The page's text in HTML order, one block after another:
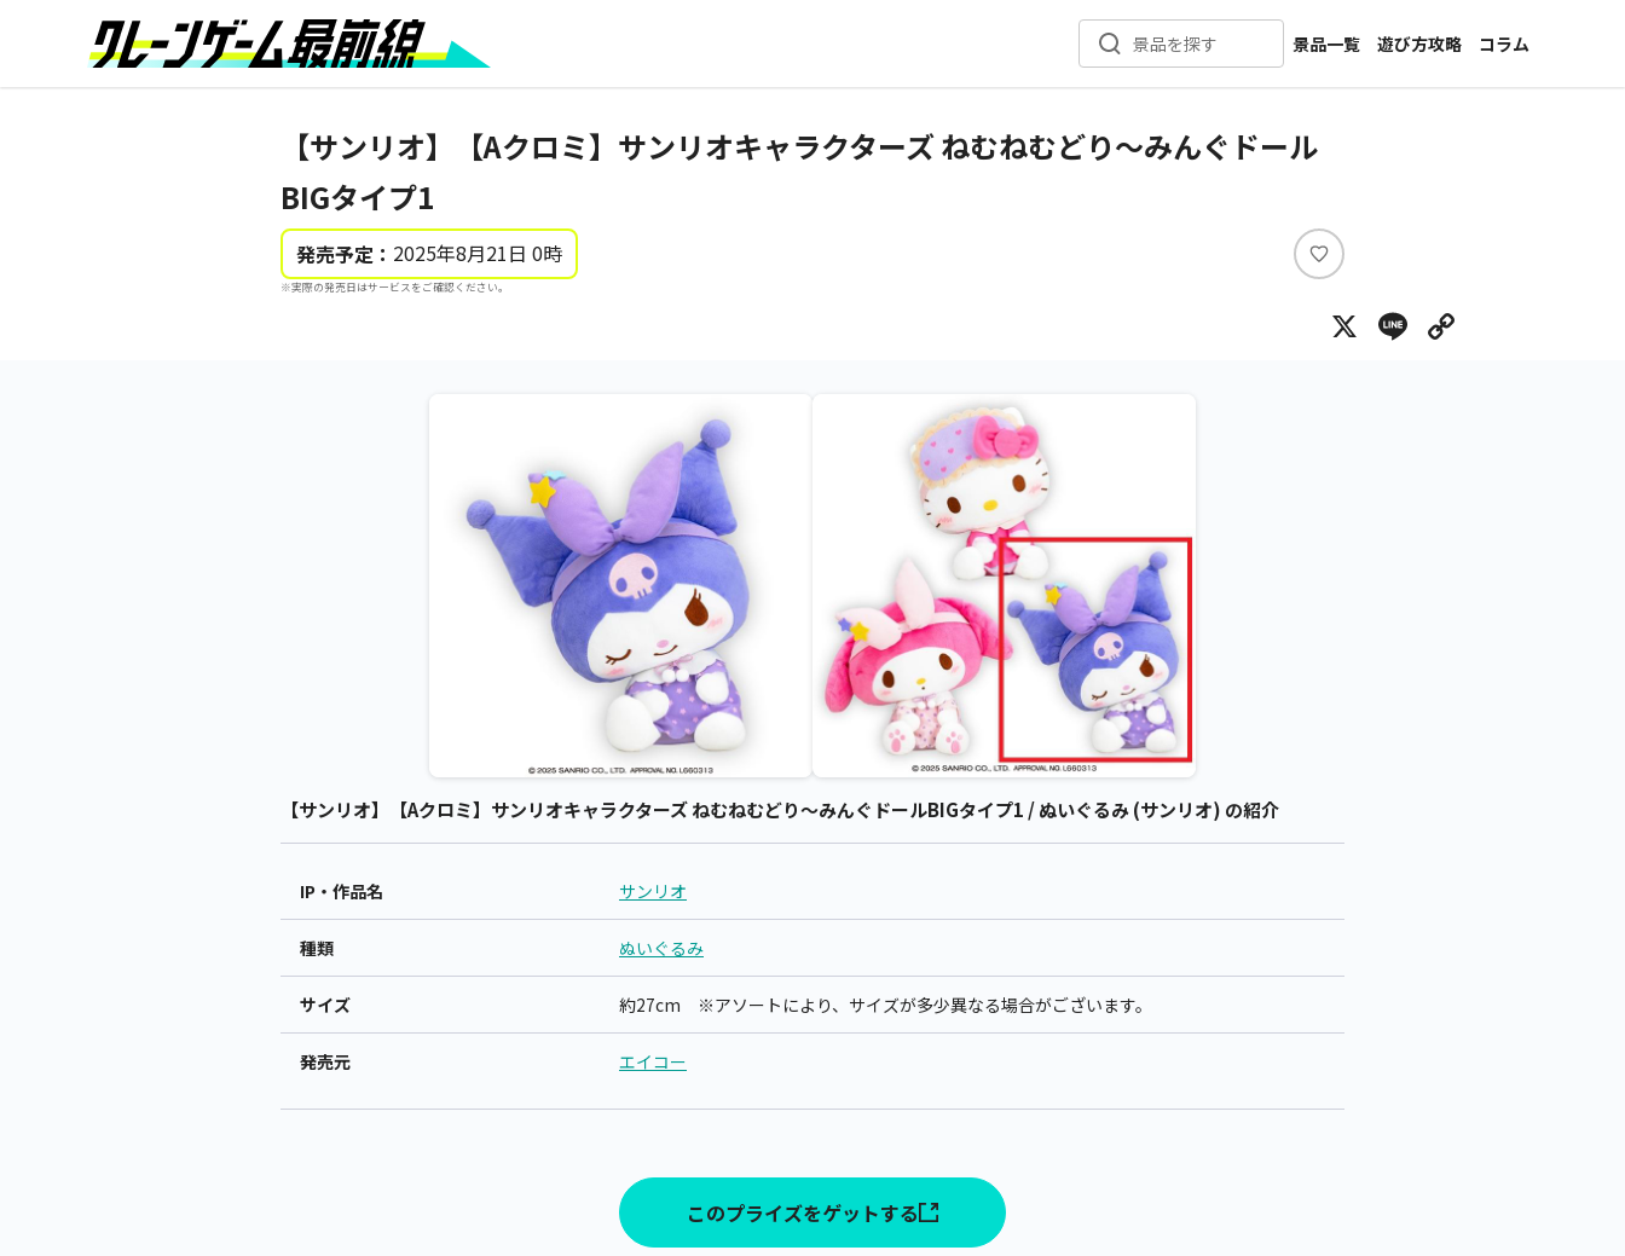
景品を探す
景品一覧
新着景品
カテゴリ一覧
遊び方攻略
コラム
インタビュー
【サンリオ】【Aクロミ】サンリオキャラクターズ ねむねむどり～みんぐドール
BIGタイプ1
発売予定： 2025年8月21日 0時
※実際の発売日はサービスをご確認ください。
い
ね
X Line
【サンリオ】【Aクロミ】サンリオキャラクターズ ねむねむどり～みんぐドールBIGタイプ1 / ぬいぐるみ (サンリオ) の紹介
IP・作品名 サンリオ
種類 ぬいぐるみ
サイズ 約27cm ※アソートにより、サイズが多少異なる場合がございます。
発売元 エイコー
このプライズをゲットする